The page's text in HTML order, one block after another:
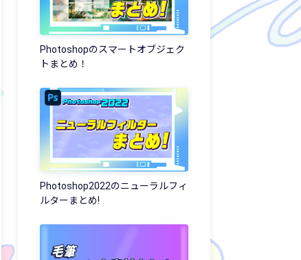
Photoshopのスマートオブジェク
トまとめ！
Photoshop2022のニューラルフィ
ルターまとめ!